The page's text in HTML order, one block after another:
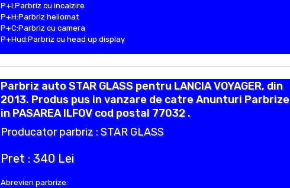
P+I:Parbriz cu incalzire
P+H:Parbriz heliomat
P+C:Parbriz cu camera
P+Hud:Parbriz cu head up display
Parbriz auto STAR GLASS pentru LANCIA VOYAGER, din
2013. Produs pus in vanzare de catre Anunturi Parbrize
in PASAREA ILFOV cod postal 77032 .
Producator parbriz : STAR GLASS
Pret : 340 Lei
Abrevieri parbrize: